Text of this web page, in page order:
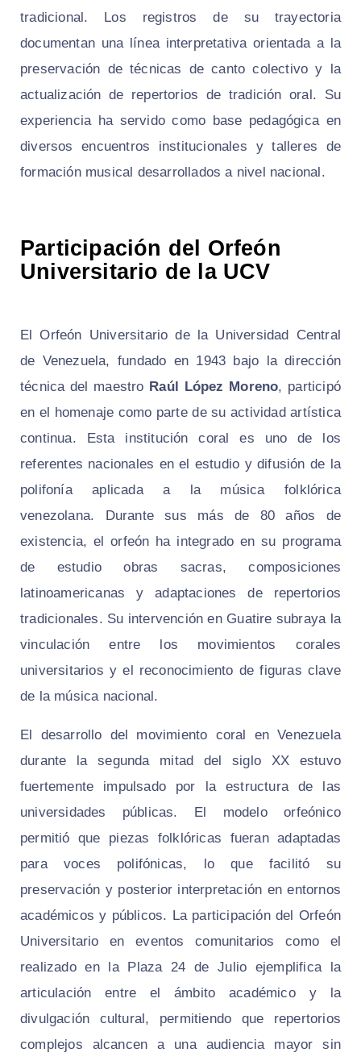
tradicional. Los registros de su trayectoria
documentan una línea interpretativa orientada a la
preservación de técnicas de canto colectivo y la
actualización de repertorios de tradición oral. Su
experiencia ha servido como base pedagógica en
diversos encuentros institucionales y talleres de
formación musical desarrollados a nivel nacional.
Participación del Orfeón
Universitario de la UCV
El Orfeón Universitario de la Universidad Central
de Venezuela, fundado en 1943 bajo la dirección
técnica del maestro Raúl López Moreno, participó
en el homenaje como parte de su actividad artística
continua. Esta institución coral es uno de los
referentes nacionales en el estudio y difusión de la
polifonía aplicada a la música folklórica
venezolana. Durante sus más de 80 años de
existencia, el orfeón ha integrado en su programa
de estudio obras sacras, composiciones
latinoamericanas y adaptaciones de repertorios
tradicionales. Su intervención en Guatire subraya la
vinculación entre los movimientos corales
universitarios y el reconocimiento de figuras clave
de la música nacional.
El desarrollo del movimiento coral en Venezuela
durante la segunda mitad del siglo XX estuvo
fuertemente impulsado por la estructura de las
universidades públicas. El modelo orfeónico
permitió que piezas folklóricas fueran adaptadas
para voces polifónicas, lo que facilitó su
preservación y posterior interpretación en entornos
académicos y públicos. La participación del Orfeón
Universitario en eventos comunitarios como el
realizado en la Plaza 24 de Julio ejemplifica la
articulación entre el ámbito académico y la
divulgación cultural, permitiendo que repertorios
complejos alcancen a una audiencia mayor sin